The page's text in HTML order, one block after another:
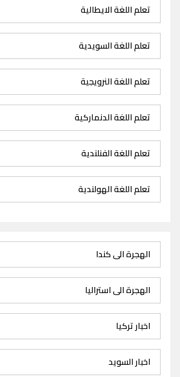
تعلم اللغة الايطالية
تعلم اللغة السويدية
تعلم اللغة النرويجية
تعلم اللغة الدنماركية
تعلم اللغة الفنلندية
تعلم اللغة الهولندية
الهجرة الى كندا
الهجرة الى استراليا
اخبار تركيا
اخبار السويد